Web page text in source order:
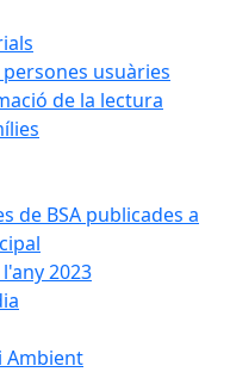
usuàries
de la lectura
de BSA publicades a
2023
Ambient